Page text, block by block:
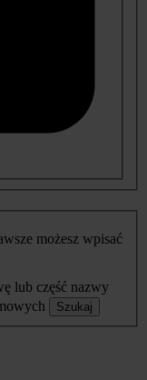
możesz wpisać
lub część nazwy
Szukaj